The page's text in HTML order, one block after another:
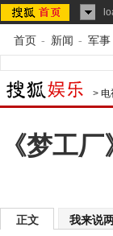
首页 - 新闻 - 军事
> 电
《梦工
正文 我来说